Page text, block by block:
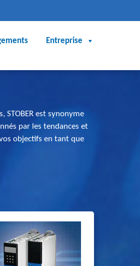
Entreprise
STOBER est synonyme
par les tendances et
objectifs en tant que